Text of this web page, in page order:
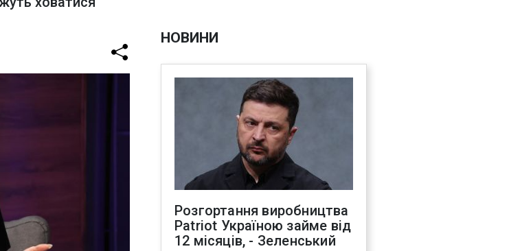
НОВИНИ
Розгортання виробництва
Patriot Україною займе від
12 місяців, - Зеленський